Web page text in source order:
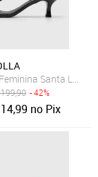
Santa Lolla
199,90 - 42%
no Pix